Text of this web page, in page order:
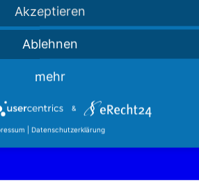
Akzeptieren
Ablehnen
mehr
&
Datenschutzerklärung